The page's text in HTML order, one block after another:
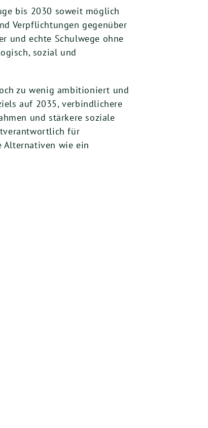
bis 2030 soweit möglich
Verpflichtungen gegenüber
und echte Schulwege ohne
sozial und
zu wenig ambitioniert und
auf 2035, verbindlichere
und stärkere soziale
für
Alternativen wie ein